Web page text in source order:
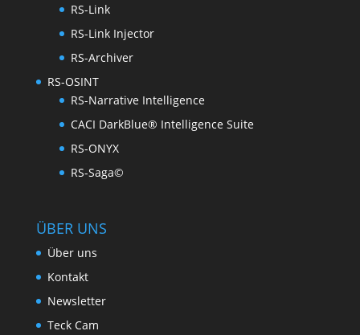
RS-Link
RS-Link Injector
RS-Archiver
RS-OSINT
RS-Narrative Intelligence
CACI DarkBlue® Intelligence Suite
RS-ONYX
RS-Saga©
ÜBER UNS
Über uns
Kontakt
Newsletter
Teck Cam